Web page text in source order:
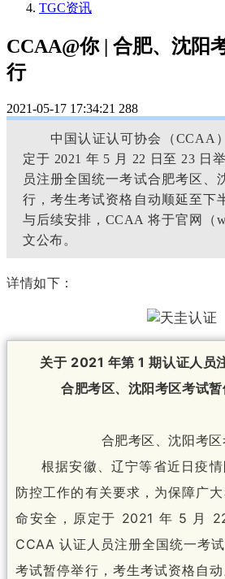
TGC资讯
CCAA@你 | 合肥、沈阳
行
2021-05-17 17:34:21 288
中国认证认可协会（CCAA
定于 2021 年 5 月 22 日至 23 日
员注册全国统一考试合肥考区、
行，考生考试资格自动顺延至下
与后续安排，CCAA 将于官网（
文公布。
详情如下：
关于 2021 年第 1 期认证人员
合肥考区、沈阳考区考试
合肥考区、沈阳考区
根据安徽、辽宁等省近日疫
防控工作的有关要求，为保障广
命安全，原定于 2021 年 5 月
CCAA 认证人员注册全国统一考
考试暂停举行，考生考试资格自动